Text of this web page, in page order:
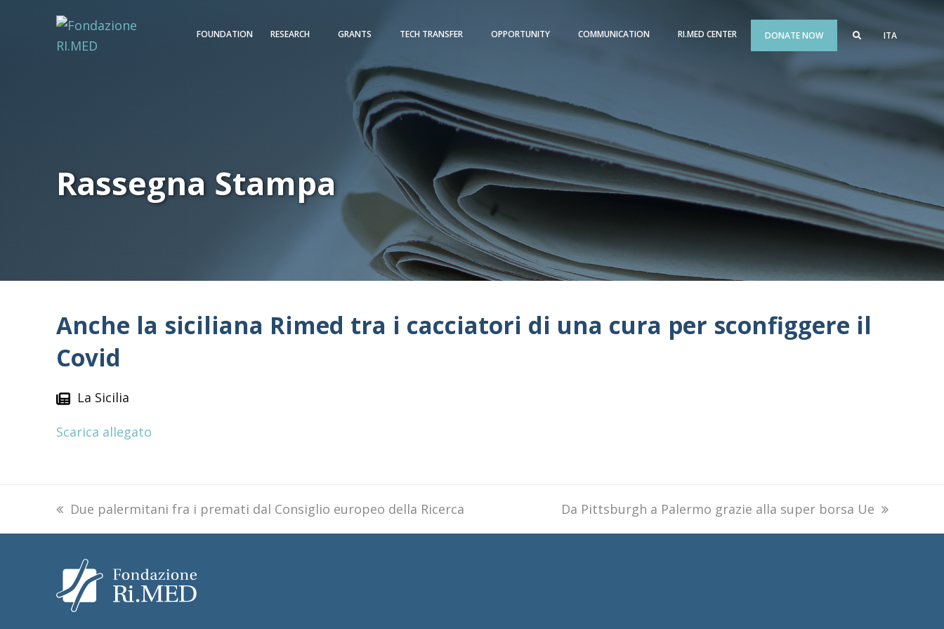
FOUNDATION RESEARCH GRANTS TECH TRANSFER OPPORTUNITY COMMUNICATION RI.MED CENTER DONATE NOW ITA
Rassegna Stampa
Anche la siciliana Rimed tra i cacciatori di una cura per sconfiggere il
Covid
La Sicilia
Scarica allegato
previous
post:
Due palermitani fra i premati dal Consiglio europeo della Ricerca
next
post:
Da Pittsburgh a Palermo grazie alla super borsa Ue